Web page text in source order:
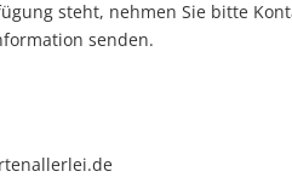
steht, nehmen Sie bitte
senden.